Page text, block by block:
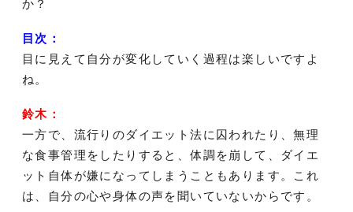
か？
目次：
目に見えて自分が変化していく過程は楽しいですよ
ね。
鈴木：
一方で、流行りのダイエット法に囚われたり、無理
な食事管理をしたりすると、体調を崩して、ダイエ
ット自体が嫌になってしまうこともあります。これ
は、自分の心や身体の声を聞いていないからです。